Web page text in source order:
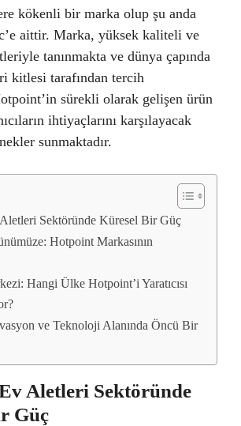
kökenli bir marka olup şu anda
aittir. Marka, yüksek kaliteli ve
tanınmakta ve dünya çapında
kitlesi tarafından tercih
sürekli olarak gelişen ürün
ihtiyaçlarını karşılayacak
sunmaktadır.
Sektöründe Küresel Bir Güç
Hotpoint Markasının
Hangi Ülke Hotpoint’i Yaratıcısı
ve Teknoloji Alanında Öncü Bir
Aletleri Sektöründe
Güç